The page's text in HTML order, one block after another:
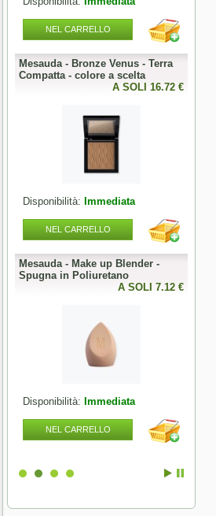
NEL CARRELLO
Mesauda - Bronze Venus - Terra
Compatta - colore a scelta
A SOLI 16.72 €
Disponibilità: Immediata
NEL CARRELLO
Mesauda - Make up Blender -
Spugna in Poliuretano
A SOLI 7.12 €
Disponibilità: Immediata
NEL CARRELLO